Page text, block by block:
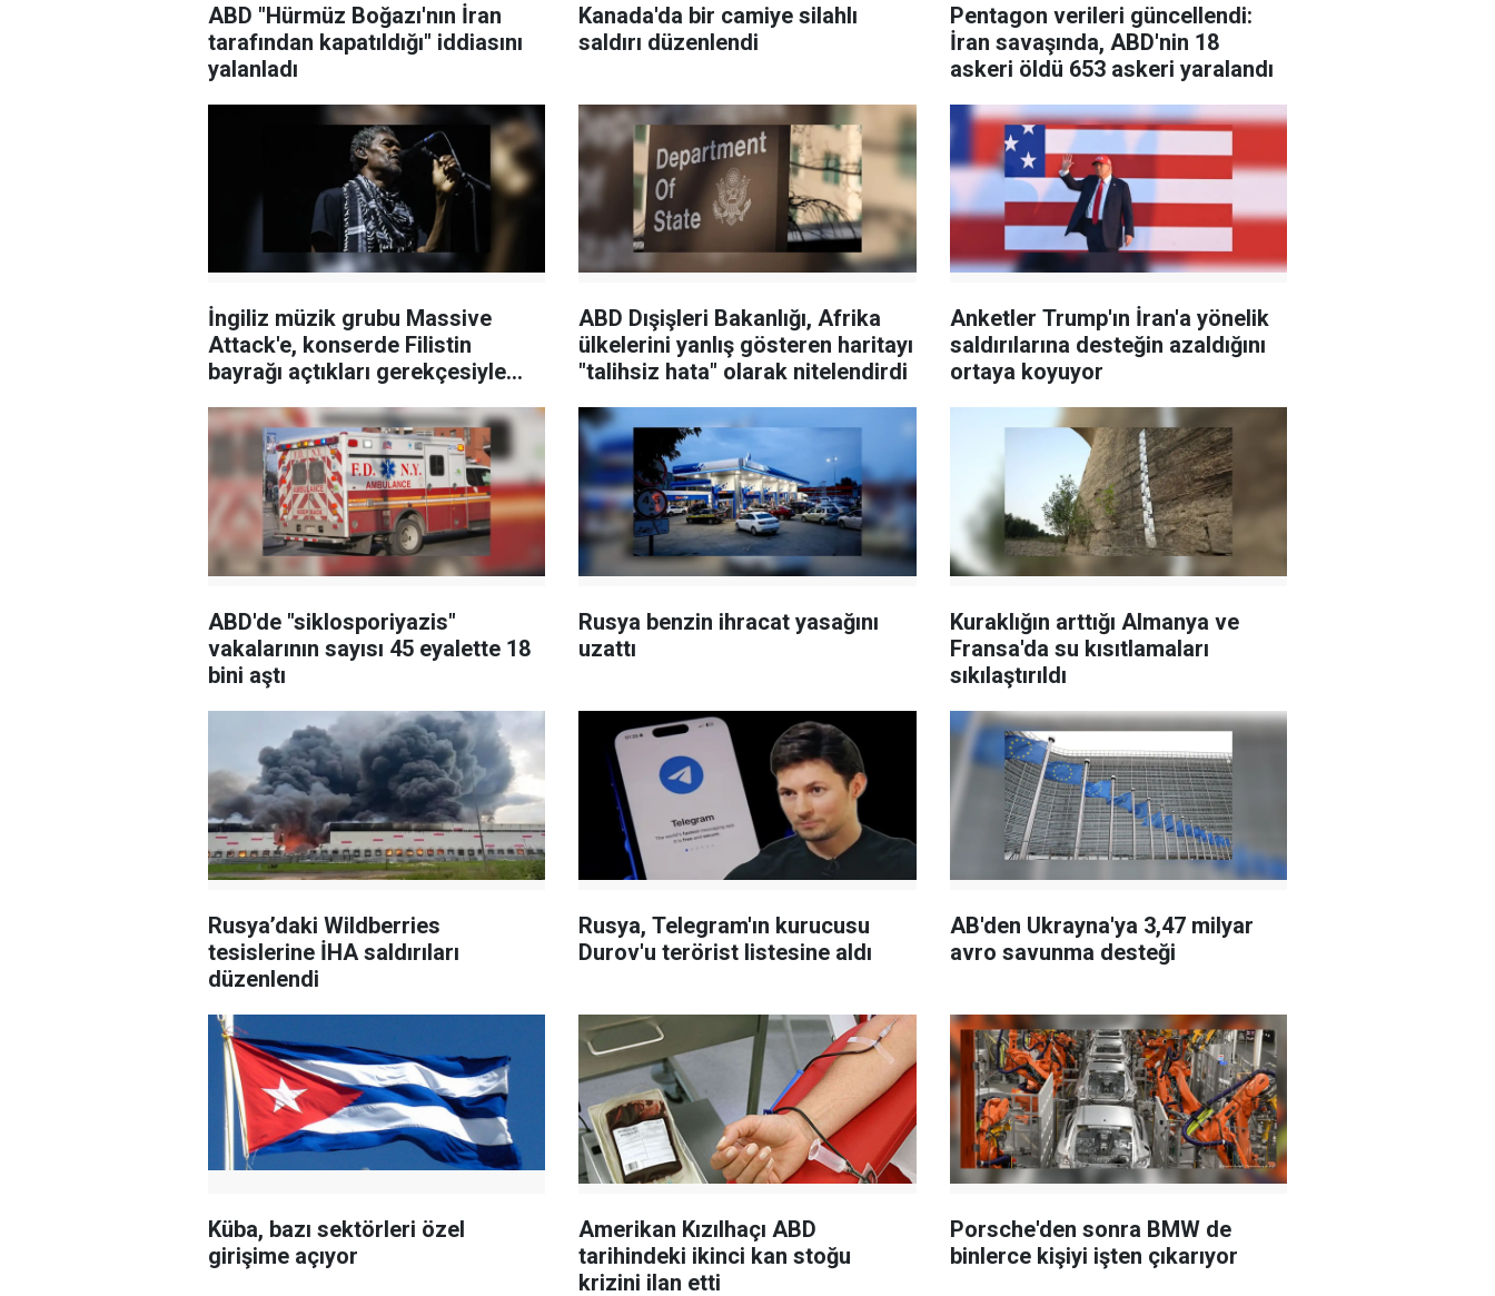
ABD "Hürmüz Boğazı'nın İran
tarafından kapatıldığı" iddiasını
yalanladı
Kanada'da bir camiye silahlı
saldırı düzenlendi
Pentagon verileri güncellendi:
İran savaşında, ABD'nin 18
askeri öldü 653 askeri yaralandı
İngiliz müzik grubu Massive
Attack'e, konserde Filistin
bayrağı açtıkları gerekçesiyle
ABD Dışişleri Bakanlığı, Afrika
ülkelerini yanlış gösteren haritayı
"talihsiz hata" olarak nitelendirdi
Anketler Trump'ın İran'a yönelik
saldırılarına desteğin azaldığını
ortaya koyuyor
ABD'de "siklosporiyazis"
vakalarının sayısı 45 eyalette 18
bini aştı
Rusya benzin ihracat yasağını
uzattı
Kuraklığın arttığı Almanya ve
Fransa'da su kısıtlamaları
sıkılaştırıldı
Rusya’daki Wildberries
tesislerine İHA saldırıları
düzenlendi
Rusya, Telegram'ın kurucusu
Durov'u terörist listesine aldı
AB'den Ukrayna'ya 3,47 milyar
avro savunma desteği
Küba, bazı sektörleri özel
girişime açıyor
Amerikan Kızılhaçı ABD
tarihindeki ikinci kan stoğu
krizini ilan etti
Porsche'den sonra BMW de
binlerce kişiyi işten çıkarıyor